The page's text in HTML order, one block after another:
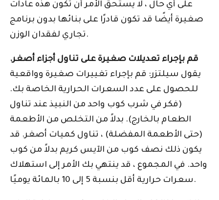
على أي حال ، لا يستحق الأمر أن تكون هذه عادات
صغيرة أيضًا قد تكون قادرًا على بنائها بدون برنامج
تجاري لفقدان الوزن.
قم بإجراء تعديلات صغيرة على تناول أجزاء أصغر.
يقول سيلتزر: قم بإجراء تغييرات صغيرة وواقعية
للحصول على عدد السعرات الحرارية الخاصة بك.
(فكر في شرب كوب واحد من النبيذ عند تناول
الطعام بالخارج). بدلاً من التخلص من الأطعمة
(حتى الأطعمة المفضلة) ، تناول كميات أصغر. قد
يكون ذلك نصف كوب من الآيس كريم بدلاً من كوب
واحد. في المجموع ، قد ينتهي بك الأمر إلى استهلاك
سعرات حرارية أقل بنسبة 5 إلى 10 بالمائة يوميًا.